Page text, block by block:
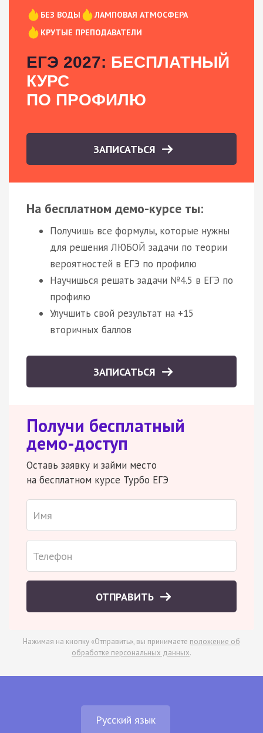
БЕЗ ВОДЫ
ЛАМПОВАЯ АТМОСФЕРА
КРУТЫЕ ПРЕПОДАВАТЕЛИ
ЕГЭ 2027: БЕСПЛАТНЫЙ
КУРС
ПО ПРОФИЛЮ
ЗАПИСАТЬСЯ
На бесплатном демо-курсе ты:
Получишь все формулы, которые нужны
для решения ЛЮБОЙ задачи по теории
вероятностей в ЕГЭ по профилю
Научишься решать задачи №4.5 в ЕГЭ по
профилю
Улучшить свой результат на +15
вторичных баллов
ЗАПИСАТЬСЯ
Получи бесплатный
демо-доступ
Оставь заявку и займи место
на бесплатном курсе Турбо ЕГЭ
ОТПРАВИТЬ
Нажимая на кнопку «Отправить», вы принимаете положение об
обработке персональных данных.
Русский язык